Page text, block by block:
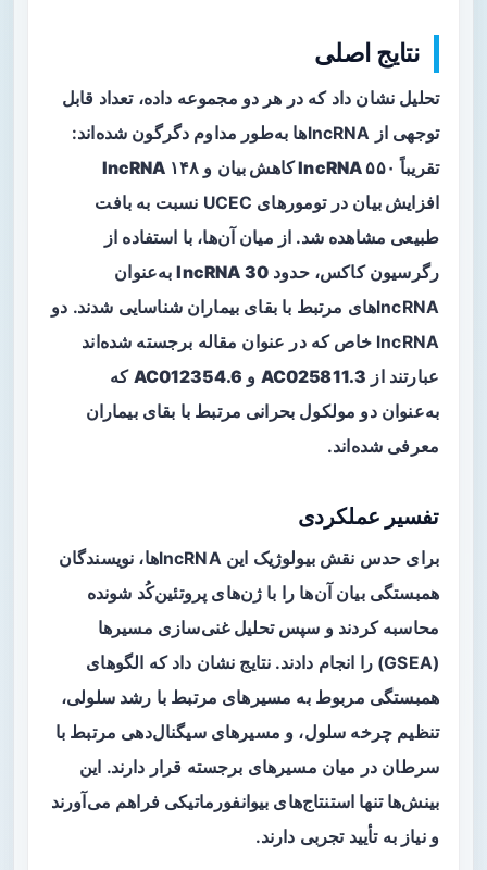
نتایج اصلی
تحلیل نشان داد که در هر دو مجموعه داده، تعداد قابل
توجهی از lncRNAها به‌طور مداوم دگرگون شده‌اند:
تقریباً ۵۵۰ lncRNA کاهش بیان و
۱۴۸ lncRNA
افزایش بیان
در تومورهای UCEC نسبت به بافت
طبیعی مشاهده شد. از میان آن‌ها، با استفاده از
رگرسیون کاکس، حدود30 lncRNA
به‌عنوان
lncRNAهای مرتبط با بقای بیماران شناسایی شدند. دو
lncRNA خاص که در عنوان مقاله برجسته شده‌اند
عبارتند از AC025811.3 و AC012354.6 که
به‌عنوان دو مولکول بحرانی مرتبط با بقای بیماران
معرفی شده‌اند.
تفسیر عملکردی
برای حدس نقش بیولوژیک این lncRNAها، نویسندگان
همبستگی بیان آن‌ها را با ژن‌های پروتئین‌کُد شونده
محاسبه کردند و سپس تحلیل غنی‌سازی مسیرها
(GSEA) را انجام دادند. نتایج نشان داد که الگوهای
همبستگی مربوط به مسیرهای مرتبط با رشد سلولی،
تنظیم چرخه سلول، و مسیرهای سیگنال‌دهی مرتبط با
سرطان در میان مسیرهای برجسته قرار دارند. این
بینش‌ها تنها استنتاج‌های بیوانفورماتیکی فراهم می‌آورند
و نیاز به تأیید تجربی دارند.